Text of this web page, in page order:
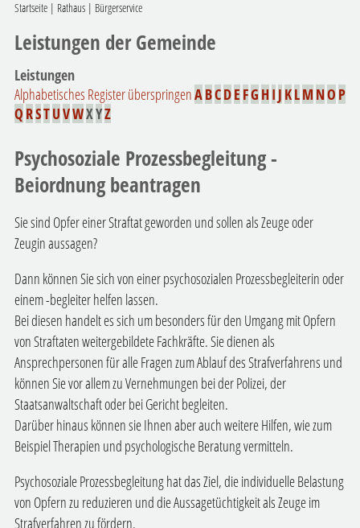
Startseite| Rathaus| Bürgerservice
Leistungen der Gemeinde
Leistungen
Alphabetisches Register überspringenABCDE FG H I J KLM NO P
Q RSTUVWXYZ
Psychosoziale Prozessbegleitung -
Beiordnung beantragen
Sie sind Opfer einer Straftat geworden und sollen als Zeuge oder
Zeugin aussagen?
Dann können Sie sich von einer psychosozialen Prozessbegleiterin oder
einem -begleiter helfen lassen.
Bei diesen handelt es sich um besonders für den Umgang mit Opfern
von Straftaten weitergebildete Fachkräfte. Sie dienen als
Ansprechpersonen für alle Fragen zum Ablauf des Strafverfahrens und
können Sie vor allem zu Vernehmungen bei der Polizei, der
Staatsanwaltschaft oder bei Gericht begleiten.
Darüber hinaus können sie Ihnen aber auch weitere Hilfen, wie zum
Beispiel Therapien und psychologische Beratung vermitteln.
Psychosoziale Prozessbegleitung hat das Ziel, die individuelle Belastung
von Opfern zu reduzieren und die Aussagetüchtigkeit als Zeuge im
Strafverfahren zu fördern.